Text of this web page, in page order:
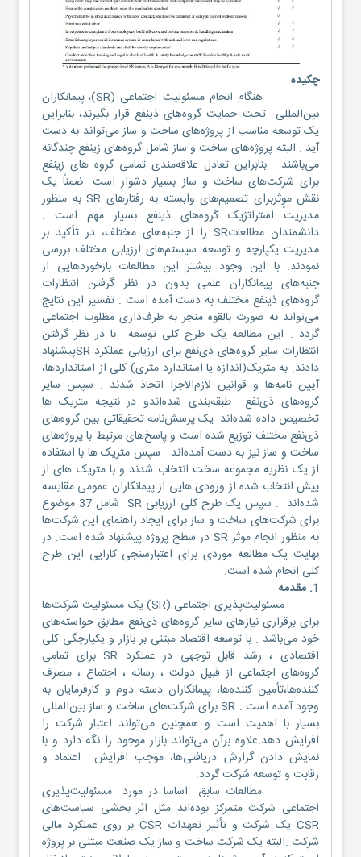
چکیده
هنگام انجام مسئولیت اجتماعی (SR)، پیمانکاران
بین‌المللی تحت حمایت گروه‌های ذینفع قرار بگیرند، بنابراین
یک توسعه مناسب از پروژه‌های ساخت و ساز می‌تواند به دست
آید . البته پروژه‌های ساخت و ساز شامل گروه‌های زینفع چندگانه
می‌باشند . بنابراین تعادل علاقه‌مندی تمامی گروه های زینفع
برای شرکت‌های ساخت و ساز بسیار دشوار است. ضمناً یک
نقش موٍثربرای تصمیم‌های وابسته به رفتارهای SR به منظور
مدیریت استراتژیک گروه‌های ذینفع بسیار مهم است .
دانشمندان مطالعاتSR را از جنبه‌های مختلف، در تأکید بر
مدیریت یکپارچه و توسعه سیستم‌های ارزیابی مختلف بررسی
نمودند. با این وجود بیشتر این مطالعات بازخوردهایی از
جنبه‌های پیمانکاران علمی بدون در نظر گرفتن انتظارات
گروه‌های ذینفع مختلف به دست آمده است . تفسیر این نتایج
می‌تواند به صورت بالقوه منجر به طرف‌داری مطلوب اجتماعی
گردد . این مطالعه یک طرح کلی توسعه با در نظر گرفتن
انتظارات سایر گروه‌های ذی‌نفع برای ارزیابی عملکرد SRپیشنهاد
دادند. به متریک(اندازه یا استاندارد متری) کلی از استانداردها،
آیین نامه‌ها و قوانین لازم‌الاجرا اتخاذ شدند . سپس سایر
گروه‌های ذی‌نفع طبقه‌بندی شده‌اندو در نتیجه متریک ها
تخصیص داده شده‌اند. یک پرسش‌نامه تحقیقاتی بین گروه‌های
ذی‌نفع مختلف توزیع شده است و پاسخ‌های مرتبط با پروژه‌های
ساخت و ساز نیز به دست آمده‌اند . سپس متریک ها با استفاده
از یک نظریه مجموعه سخت انتخاب شدند و با متریک های از
پیش انتخاب شده از ورودی هایی از پیمانکاران عمومی مقایسه
شده‌اند . سپس یک طرح کلی ارزیابی SR شامل 37 موضوع
برای شرکت‌های ساخت و ساز برای ایجاد راهنمای این شرکت‌ها
به منظور انجام موثر SR در سطح پروژه پیشنهاد شده است. در
نهایت یک مطالعه موردی برای اعتبارسنجی کارایی این طرح
کلی انجام شده است.
1. مقدمه
مسئولیت‌پذیری اجتماعی (SR) یک مسئولیت شرکت‌ها
برای برقراری نیازهای سایر گروه‌های ذی‌نفع مطابق خواسته‌های
خود می‌باشد . با توسعه اقتصاد مبتنی بر بازار و یکپارچگی کلی
اقتصادی ، رشد قابل توجهی در عملکرد SR برای تمامی
گروه‌های اجتماعی از قبیل دولت ، رسانه ، اجتماع ، مصرف
کننده‌ها،تأمین ‌کننده‌ها، پیمانکاران دسته دوم و کارفرمایان به
وجود آمده است . SR برای شرکت‌های ساخت و ساز بین‌المللی
بسیار با اهمیت است و همچنین می‌تواند اعتبار شرکت را
افزایش دهد.علاوه برآن می‌تواند بازار موجود را نگه دارد و با
نمایش دادن گزارش دریافتی‌ها، موجب افزایش اعتماد و
رقابت و توسعه شرکت گردد.
مطالعات سابق اساسا در مورد مسئولیت‌پذیری
اجتماعی شرکت متمرکز بوده‌اند مثل اثر بخشی سیاست‌های
CSR یک شرکت و تأثیر تعهدات CSR بر روی عملکرد مالی
شرکت .البته یک شرکت ساخت و ساز یک صنعت مبتنی بر پروژه